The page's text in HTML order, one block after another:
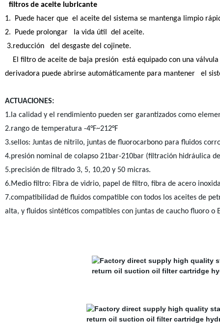
filtros de aceite lubricante
1. Puede hacer que el aceite del sistema se mantenga limpio
2. Puede prolongar la vida útil del aceite.
3.reducción del desgaste del cojinete.
El filtro de aceite de baja presión está equipado con una
derivadora puede abrirse automáticamente para mantener el
ACTUACIONES:
1.la calidad y el rendimiento pueden ser garantizados como
2.rango de temperatura -4°F~212°F
3.sellos: Juntas de nitrilo, juntas de fluorocarbono para fluidos
4.presión nominal de colapso 21bar-210bar (filtración hidráulica
5.precisión de filtrado 3, 5, 10,20 y 50 micras.
6.Medio filtro: Fibra de vidrio, papel de filtro, fibra de acero
7.compatibilidad de fluidos compatible con todos los aceites de
alta, y fluidos sintéticos compatibles con juntas de caucho fluoro o